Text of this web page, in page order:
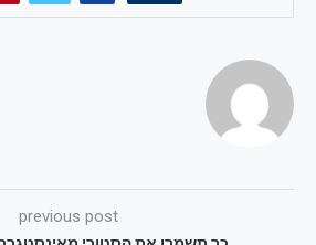
previous post